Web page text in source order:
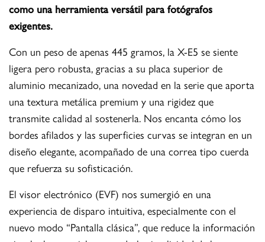
como una herramienta versátil para fotógrafos
exigentes.
Con un peso de apenas 445 gramos, la X-E5 se siente
ligera pero robusta, gracias a su placa superior de
aluminio mecanizado, una novedad en la serie que aporta
una textura metálica premium y una rigidez que
transmite calidad al sostenerla. Nos encanta cómo los
bordes afilados y las superficies curvas se integran en un
diseño elegante, acompañado de una correa tipo cuerda
que refuerza su sofisticación.
El visor electrónico (EVF) nos sumergió en una
experiencia de disparo intuitiva, especialmente con el
nuevo modo “Pantalla clásica”, que reduce la información